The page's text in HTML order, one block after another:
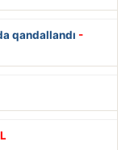
qandallandı -